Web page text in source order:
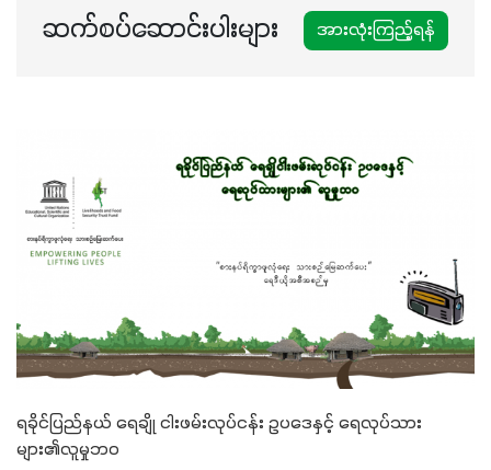
ဆက်စပ်ဆောင်းပါးများ အားလုံးကြည့်ရန်
ရခိုင်ပြည်နယ် ရေချို ငါးဖမ်းလုပ်ငန်း ဥပဒေနှင့် ရေလုပ်သား
များ၏လူမှုဘဝ